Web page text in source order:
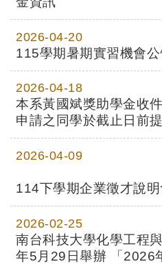
2026-04-20
115學期暑期實習機會
2026-04-18
本系黃國斌獎助學金收
申請之同學於截止日前
2026-04-09
114下學期企業徵才說
加!
2026-02-25
南台科技大學化學工程
年5月29日舉辦 「2026